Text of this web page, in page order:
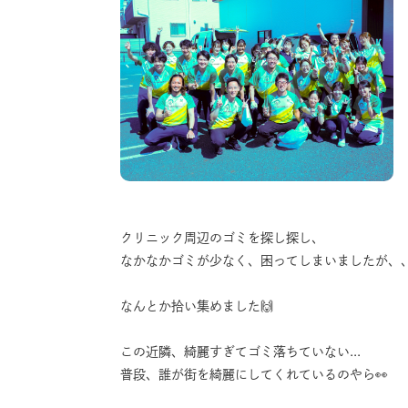
クリニック周辺のゴミを探し探し、
なかなかゴミが少なく、困ってしまいましたが、
なんとか拾い集めました🙌
この近隣、綺麗すぎてゴミ落ちていない...
普段、誰が街を綺麗にしてくれているのやら👀